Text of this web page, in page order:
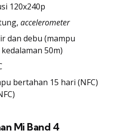
120x240p
accelerometer
dan debu (mampu
50m)
bertahan 15 hari (NFC)
Mi Band 4